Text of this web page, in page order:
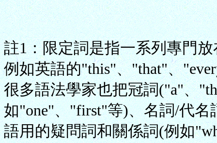
註1：限定詞是指一系列專門
例如英語的"this"、"that"、
很多語法學家也把冠詞("a"、
如"one"、"first"等)、名詞/代名
語用的疑問詞和關係詞(例如